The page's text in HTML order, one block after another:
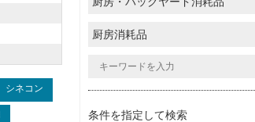
シネコン
条件を指定して検索